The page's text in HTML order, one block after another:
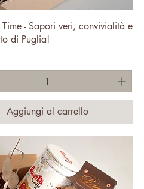
Vista rapida
- Sapori veri, convivialità e
di Puglia!
Aggiungi al carrello